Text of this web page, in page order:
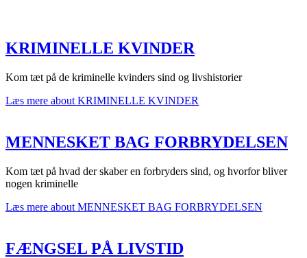
KRIMINELLE KVINDER
Kom tæt på de kriminelle kvinders sind og livshistorier
Læs mere about KRIMINELLE KVINDER
MENNESKET BAG FORBRYDELSEN
Kom tæt på hvad der skaber en forbryders sind, og hvorfor bliver
nogen kriminelle
Læs mere about MENNESKET BAG FORBRYDELSEN
FÆNGSEL PÅ LIVSTID